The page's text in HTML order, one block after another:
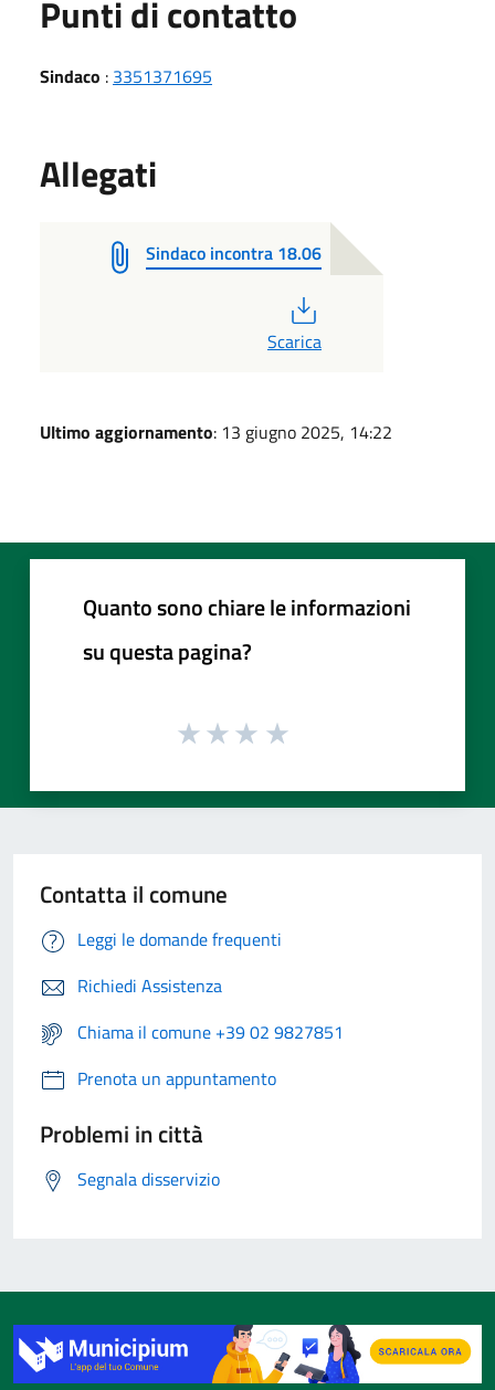
Punti di contatto
Sindaco : 3351371695
Allegati
Sindaco incontra 18.06
Scarica
Ultimo aggiornamento: 13 giugno 2025, 14:22
Quanto sono chiare le informazioni
su questa pagina?
Contatta il comune
Leggi le domande frequenti
Richiedi Assistenza
Chiama il comune +39 02 9827851
Prenota un appuntamento
Problemi in città
Segnala disservizio